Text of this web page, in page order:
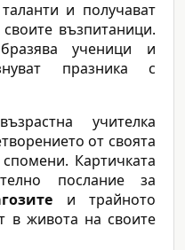
и получават
възпитаници.
ученици и
празника с
учителка
от своята
Картичката
послание за
и трайното
в живота на своите